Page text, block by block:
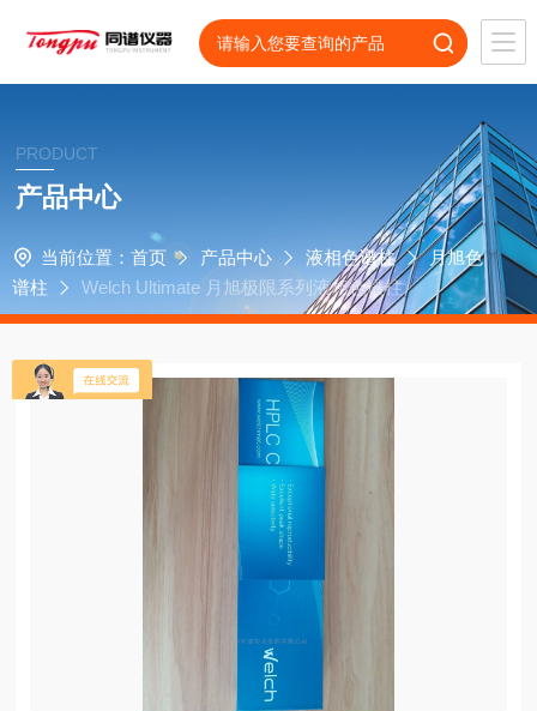
PRODUCT
产品中心
当前位置： 首页 产品中心 液相色谱柱
月旭色
谱柱
Welch Ultimate 月旭极限系列液相色谱柱